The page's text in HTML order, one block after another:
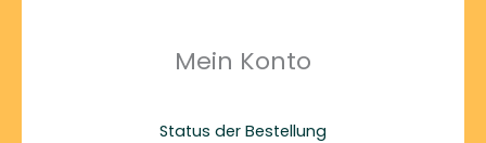
Mein Konto
Status der Bestellung